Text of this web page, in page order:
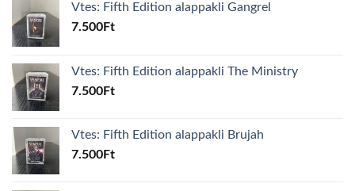
Vtes: Fifth Edition alappakli Gangrel
7.500Ft
Vtes: Fifth Edition alappakli The Ministry
7.500Ft
Vtes: Fifth Edition alappakli Brujah
7.500Ft